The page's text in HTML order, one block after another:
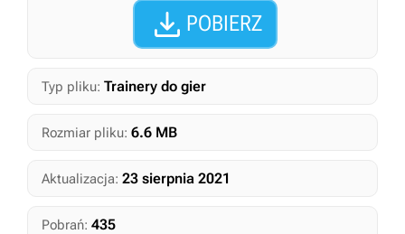
 POBIERZ
Typ pliku: Trainery do gier
Rozmiar pliku: 6.6 MB
Aktualizacja: 23 sierpnia 2021
Pobrań: 435